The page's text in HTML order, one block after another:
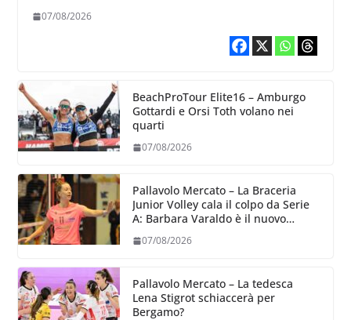
07/08/2026
BeachProTour Elite16 – Amburgo
Gottardi e Orsi Toth volano nei
quarti
07/08/2026
Pallavolo Mercato – La Braceria
Junior Volley cala il colpo da Serie
A: Barbara Varaldo è il nuovo
07/08/2026
Pallavolo Mercato – La tedesca
Lena Stigrot schiaccerà per
Bergamo?